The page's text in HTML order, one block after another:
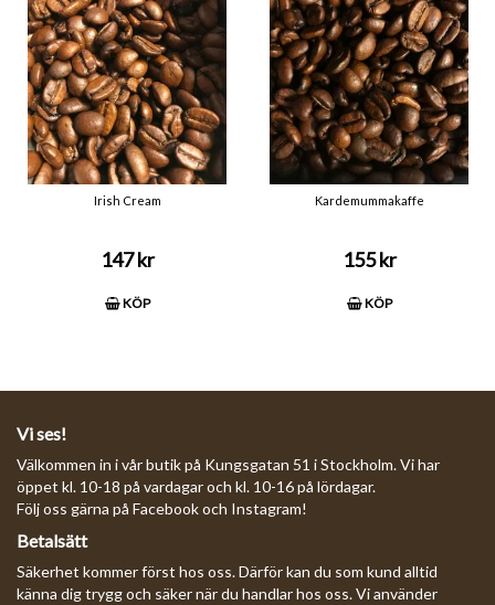
Irish Cream
147 kr
KÖP
Kardemummakaffe
155 kr
KÖP
Vi ses!
Välkommen in i vår butik på Kungsgatan 51 i Stockholm. Vi har
öppet kl. 10-18 på vardagar och kl. 10-16 på lördagar.
Följ oss gärna på Facebook och Instagram!
Betalsätt
Säkerhet kommer först hos oss. Därför kan du som kund alltid
känna dig trygg och säker när du handlar hos oss. Vi använder